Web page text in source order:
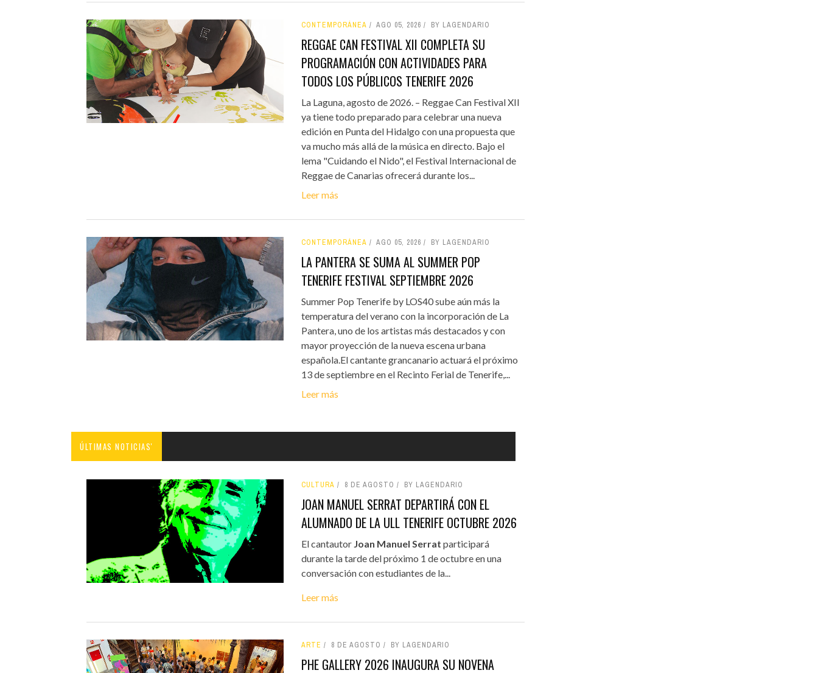
CONTEMPORÁNEA AGO 05, 2026 BY LAGENDARIO
REGGAE CAN FESTIVAL XII COMPLETA SU
PROGRAMACIÓN CON ACTIVIDADES PARA
TODOS LOS PÚBLICOS TENERIFE 2026
La Laguna, agosto de 2026. – Reggae Can Festival XII
ya tiene todo preparado para celebrar una nueva
edición en Punta del Hidalgo con una propuesta que
va mucho más allá de la música en directo. Bajo el
lema "Cuidando el Nido", el Festival Internacional de
Reggae de Canarias ofrecerá durante los...
Leer más
CONTEMPORÁNEA AGO 05, 2026 BY LAGENDARIO
LA PANTERA SE SUMA AL SUMMER POP
TENERIFE FESTIVAL SEPTIEMBRE 2026
Summer Pop Tenerife by LOS40 sube aún más la
temperatura del verano con la incorporación de La
Pantera, uno de los artistas más destacados y con
mayor proyección de la nueva escena urbana
española.El cantante grancanario actuará el próximo
13 de septiembre en el Recinto Ferial de Tenerife,...
Leer más
ÚLTIMAS NOTICIAS'
CULTURA 8 DE AGOSTO BY LAGENDARIO
JOAN MANUEL SERRAT DEPARTIRÁ CON EL
ALUMNADO DE LA ULL TENERIFE OCTUBRE 2026
El cantautor Joan Manuel Serrat participará
durante la tarde del próximo 1 de octubre en una
conversación con estudiantes de la...
Leer más
ARTE 8 DE AGOSTO BY LAGENDARIO
PHE GALLERY 2026 INAUGURA SU NOVENA